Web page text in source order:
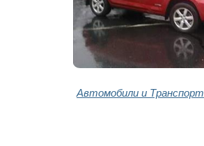
Автомобили и Транспорт